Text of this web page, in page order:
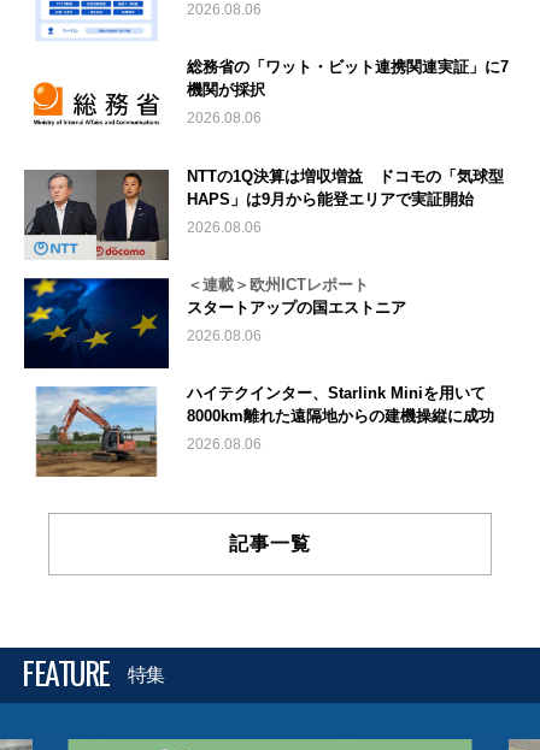
2026.08.06
総務省の「ワット・ビット連携関連実証」に7
機関が採択
2026.08.06
NTTの1Q決算は増収増益 ドコモの「気球型
HAPS」は9月から能登エリアで実証開始
2026.08.06
＜連載＞欧州ICTレポート
スタートアップの国エストニア
2026.08.06
ハイテクインター、Starlink Miniを用いて
8000km離れた遠隔地からの建機操縦に成功
2026.08.06
記事一覧
FEATURE 特集